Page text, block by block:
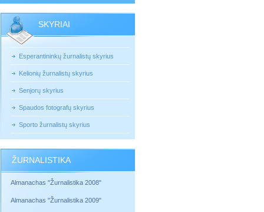
SKYRIAI
Esperantininkų žurnalistų skyrius
Kelionių žurnalistų skyrius
Senjorų skyrius
Spaudos fotografų skyrius
Sporto žurnalistų skyrius
ŽURNALISTIKA
Almanachas "Žurnalistika 2008"
Almanachas "Žurnalistika 2009"